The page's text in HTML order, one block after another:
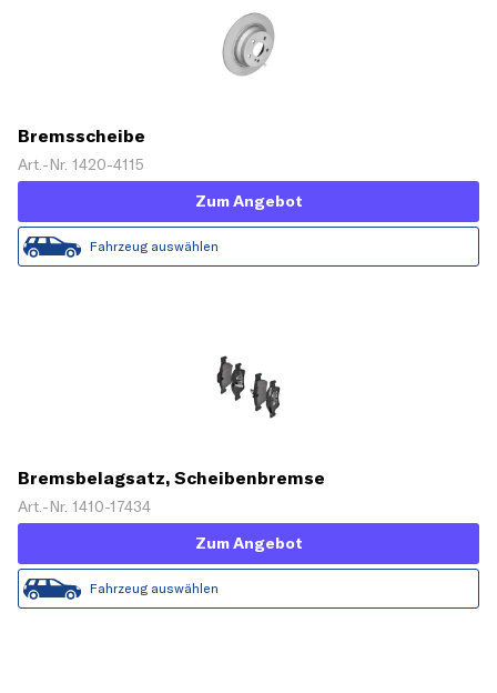
Bremsscheibe
Art.-Nr. 1420-4115
Zum Angebot
Fahrzeug auswählen
Bremsbelagsatz, Scheibenbremse
Art.-Nr. 1410-17434
Zum Angebot
Fahrzeug auswählen